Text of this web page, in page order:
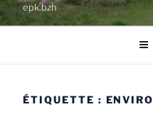
epk.bzh
ÉTIQUETTE :